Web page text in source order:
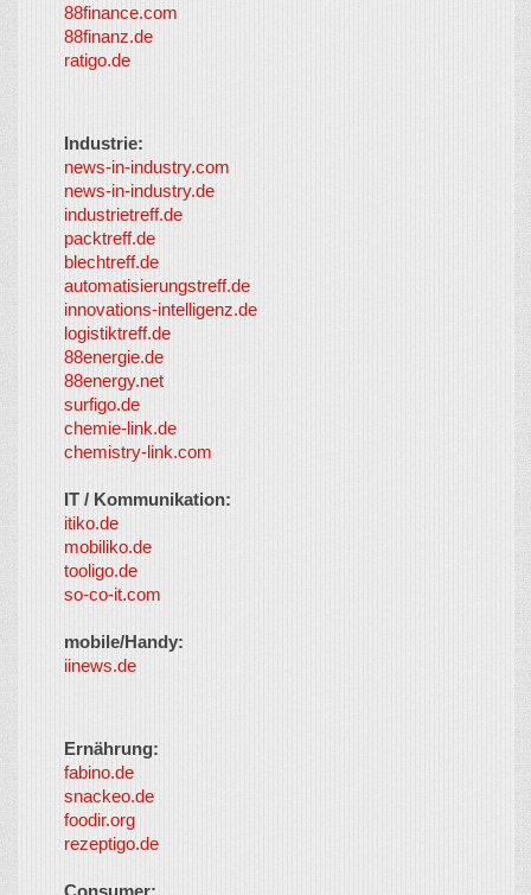
88finance.com
88finanz.de
ratigo.de
Industrie:
news-in-industry.com
news-in-industry.de
industrietreff.de
packtreff.de
blechtreff.de
automatisierungstreff.de
innovations-intelligenz.de
logistiktreff.de
88energie.de
88energy.net
surfigo.de
chemie-link.de
chemistry-link.com
IT / Kommunikation:
itiko.de
mobiliko.de
tooligo.de
so-co-it.com
mobile/Handy:
iinews.de
Ernährung:
fabino.de
snackeo.de
foodir.org
rezeptigo.de
Consumer: